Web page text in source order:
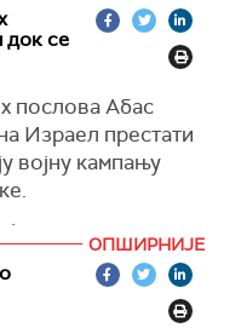
није било жртава
а
с.
док се
послова Абас
Израел престати
војну кампању
потпуно
на састанку са
да је "одбрана
престане,
ОПШИРНИЈЕ